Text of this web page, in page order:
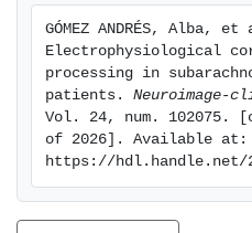
the healthy controls,
negative feedback
signaling of cognitive
processes lengthened in
results provide us with
markers regarding
performance monitoring
illustrating a dysfunctional
system probably
GÓMEZ ANDRÉS, Alba, et
Electrophysiological
processing in
patients. Neuroimage-
Vol. 24, num. 102075.
of 2026]. Available at:
https://hdl.handle.net/